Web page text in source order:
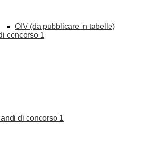
OIV (da pubblicare in tabelle)
concorso 1
di concorso 1